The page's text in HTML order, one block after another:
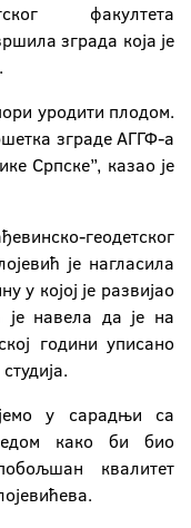
факултета
зграда која је
уродити плодом.
зграде АГГФ-а
Српске’’, казао је
геодетског
је нагласила
у којој је развијао
је навела да је на
години уписано
у сарадњи са
како би био
квалитет